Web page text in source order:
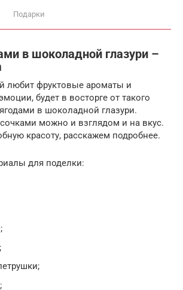
Подарки
в шоколадной глазури –
любит фруктовые ароматы и
будет в восторге от такого
в шоколадной глазури.
можно и взглядом и на вкус.
красоту, расскажем подробнее.
для поделки: